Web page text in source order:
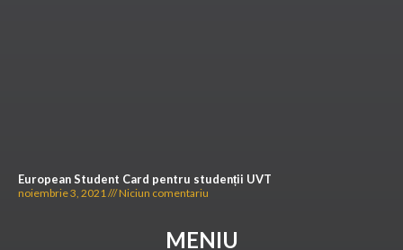
European Student Card pentru studenții UVT
noiembrie 3, 2021 Niciun comentariu
MENIU